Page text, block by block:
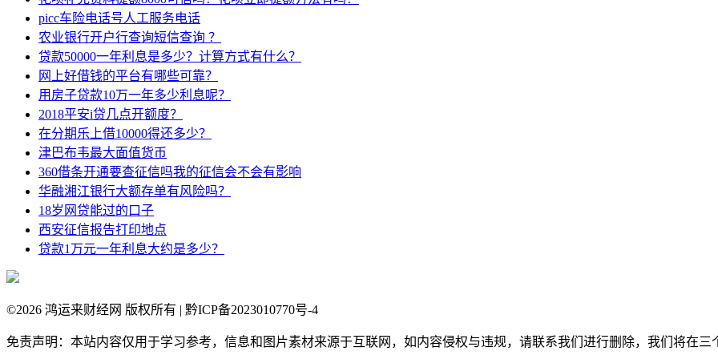
picc车险电话号人工服务电话
农业银行开户行查询短信查询 ？
贷款50000一年利息是多少？计算方式有什么？
网上好借钱的平台有哪些可靠？
用房子贷款10万一年多少利息呢？
2018平安i贷几点开额度？
在分期乐上借10000得还多少？
津巴布韦最大面值货币
360借条开通要查征信吗我的征信会不会有影响
华融湘江银行大额存单有风险吗？
18岁网贷能过的口子
西安征信报告打印地点
贷款1万元一年利息大约是多少？
©2026 鸿运来财经网 版权所有 | 黔ICP备2023010770号-4
免责声明：本站内容仅用于学习参考，信息和图片素材来源于互联网，如内容侵权与违规，请联系我们进行删除，我们将在三